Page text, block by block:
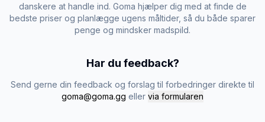
danskere at handle ind. Goma hjælper dig med at finde de
bedste priser og planlægge ugens måltider, så du både sparer
penge og mindsker madspild.
Har du feedback?
Send gerne din feedback og forslag til forbedringer direkte til
goma@goma.gg eller via formularen